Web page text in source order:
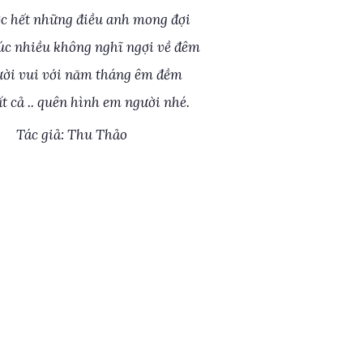
hết những điều anh mong đợi
nhiều không nghĩ ngợi về đêm
vui với năm tháng êm đềm
cả .. quên hình em người nhé.
Tác giả: Thu Thảo